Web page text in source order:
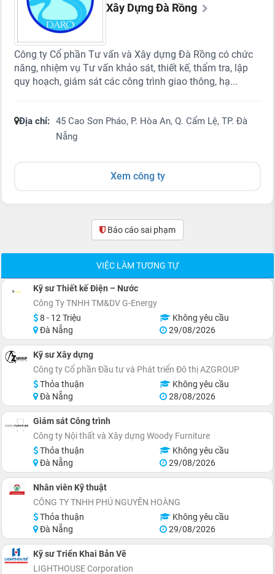
Xây Dựng Đà Rồng
Công ty Cổ phần Tư vấn và Xây dựng Đà Rồng có chức
năng, nhiệm vụ Tư vấn khảo sát, thiết kế, thẩm tra, lập
quy hoạch, giám sát các công trình giao thông, hạ...
Địa chỉ: 45 Cao Sơn Pháo, P. Hòa An, Q. Cẩm Lệ, TP. Đà
Nẵng
Xem công ty
Báo cáo sai phạm(0)
VIỆC LÀM TƯƠNG TỰ
Kỹ sư Thiết kế Điện – Nước
Công Ty TNHH TM&DV G-Energy
8 - 12 Triệu
Không yêu cầu
Đà Nẵng
29/08/2026
Kỹ sư Xây dựng
Công ty Cổ phần Đầu tư và Phát triển Đô thị AZGROUP
Thỏa thuận
Không yêu cầu
Đà Nẵng
28/08/2026
Giám sát Công trình
Công ty Nội thất và Xây dựng Woody Furniture
Thỏa thuận
Không yêu cầu
Đà Nẵng
29/08/2026
Nhân viên Kỹ thuật
CÔNG TY TNHH PHÚ NGUYÊN HOÀNG
Thỏa thuận
Không yêu cầu
Đà Nẵng
29/08/2026
Kỹ sư Triển Khai Bản Vẽ
LIGHTHOUSE Corporation